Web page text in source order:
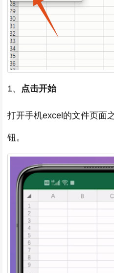
1、 点击开始
打开手机excel的文件页面
钮。